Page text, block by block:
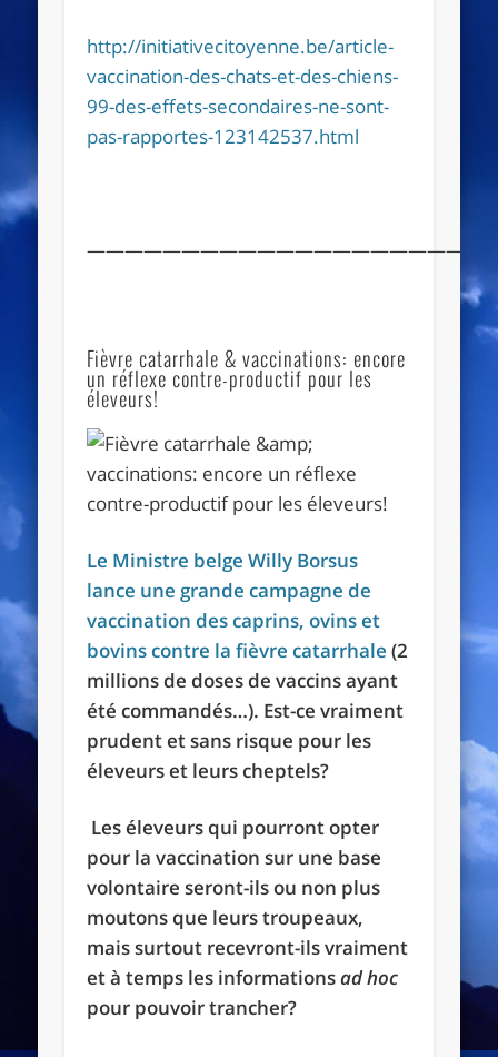
http://initiativecitoyenne.be/article-
vaccination-des-chats-et-des-chiens-
99-des-effets-secondaires-ne-sont-
pas-rapportes-123142537.html
Fièvre catarrhale & vaccinations: encore
un réflexe contre-productif pour les
éleveurs!
Le Ministre belge Willy Borsus
lance une grande campagne de
vaccination des caprins, ovins et
bovins contre la fièvre catarrhale (2
millions de doses de vaccins ayant
été commandés…). Est-ce vraiment
prudent et sans risque pour les
éleveurs et leurs cheptels?
Les éleveurs qui pourront opter
pour la vaccination sur une base
volontaire seront-ils ou non plus
moutons que leurs troupeaux,
mais surtout recevront-ils vraiment
et à temps les informationsad hoc
pour pouvoir trancher?